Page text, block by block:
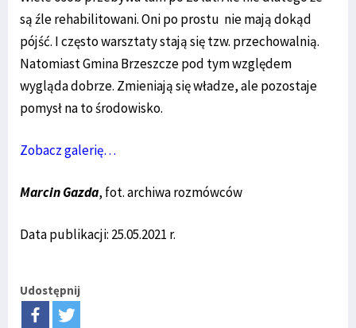
są źle rehabilitowani. Oni po prostu nie mają dokąd
pójść. I często warsztaty stają się tzw. przechowalnią.
Natomiast Gmina Brzeszcze pod tym względem
wygląda dobrze. Zmieniają się władze, ale pozostaje
pomysł na to środowisko.
Zobacz galerię…
Marcin Gazda, fot. archiwa rozmówców
Data publikacji: 25.05.2021 r.
Udostępnij